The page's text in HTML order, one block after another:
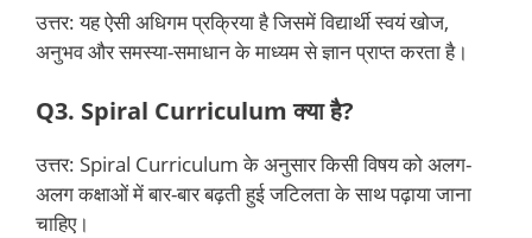
उत्तर: यह ऐसी अधिगम प्रक्रिया है जिसमें विद्यार्थी स्वयं खोज,
अनुभव और समस्या-समाधान के माध्यम से ज्ञान प्राप्त करता है।
Q3. Spiral Curriculum क्या है?
उत्तर: Spiral Curriculum के अनुसार किसी विषय को अलग-
अलग कक्षाओं में बार-बार बढ़ती हुई जटिलता के साथ पढ़ाया जाना
चाहिए।